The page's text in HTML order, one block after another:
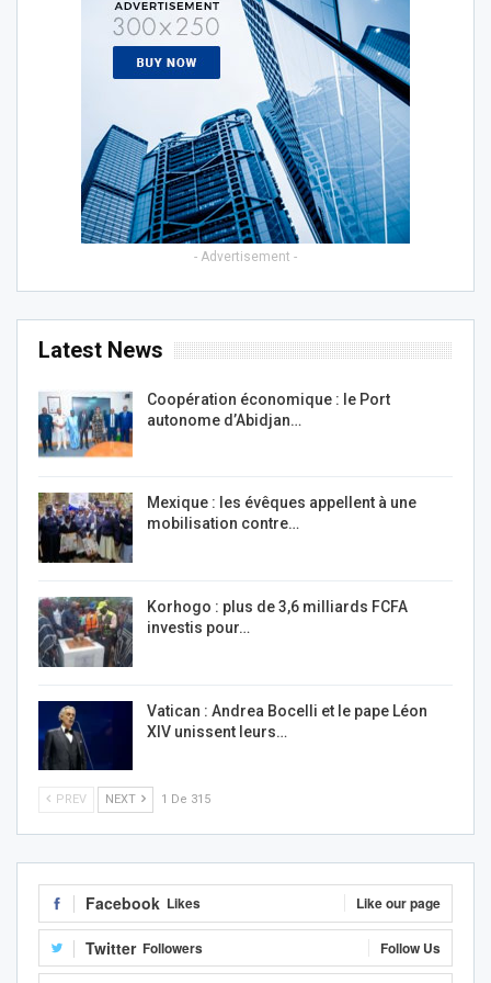
- Advertisement -
Latest News
Coopération économique : le Port
autonome d’Abidjan…
Mexique : les évêques appellent à une
mobilisation contre…
Korhogo : plus de 3,6 milliards FCFA
investis pour…
Vatican : Andrea Bocelli et le pape Léon
XIV unissent leurs…
PREV NEXT 1 De 315
Facebook Likes Like our page
Twitter Followers Follow Us